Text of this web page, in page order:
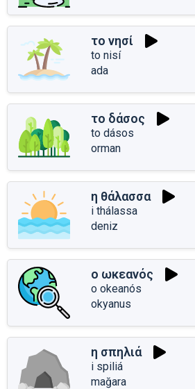
το νησί
to nisí
ada
το δάσος
to dásos
orman
η θάλασσα
i thálassa
deniz
ο ωκεανός
o okeanós
okyanus
η σπηλιά
i spiliá
mağara